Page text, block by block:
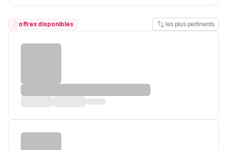
offres disponibles les plus pertinents